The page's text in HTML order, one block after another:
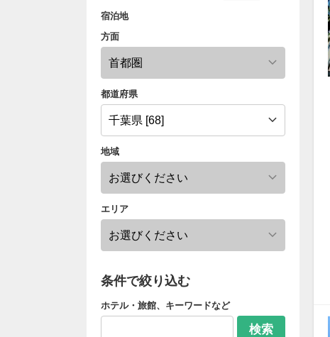
宿泊地
方面
都道府県
地域
エリア
条件で絞り込む
ホテル・旅館、キーワードなど
検索